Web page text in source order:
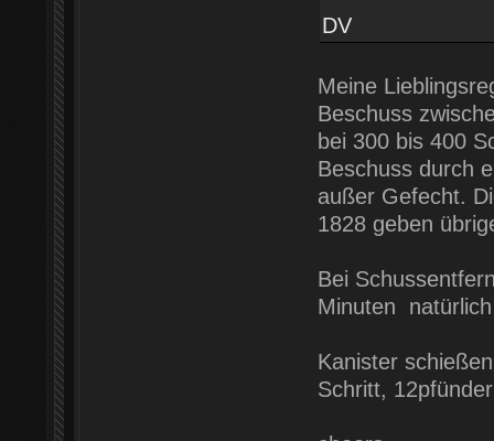
DV
Meine
Beschuss
bei 300 bis 400
Beschuss durch
außer Gefecht.
1828 geben
Bei
Minuten
Kanister
Schritt,